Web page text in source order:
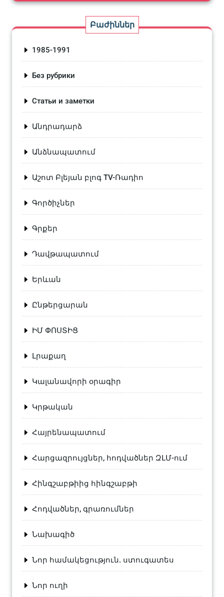
Բաժիններ
1985-1991
Без рубрики
Статьи и заметки
Անդրադարձ
Անձնապատում
Աշոտ Բլեյան բլոգ TV-Ռադիո
Գործիչներ
Գրքեր
Դավթապատում
Երևան
Ընթերցարան
ԻՄ ՓՈՍՏԻՑ
Լրաքաղ
Կալանավորի օրագիր
Կրթական
Հայրենապատում
Հարցազրույցներ, հոդվածներ ԶԼՄ-ում
Հինգշաբթիից հինգշաբթի
Հոդվածներ, գրառումներ
Նախագիծ
Նոր համակեցություն. ստուգատես
Նոր ուղի